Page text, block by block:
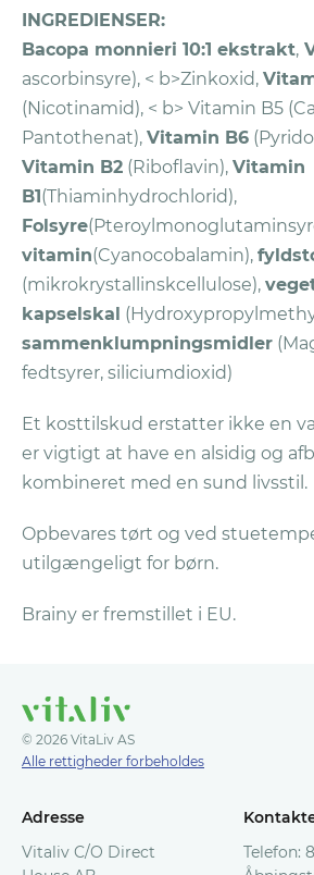
Pak alle beholdere og
sammen (hvis disse er
plus ubrugt produkt.
Send pakken til Vitaliv på
2044, 2811 Hunndalen
Vitaliv AS, Postboks U248,
Malmö, Sverige (Sverige,
Finland).
Vitaliv vil tilbagebetale dine
brug af din oprindelige
inden for 10 dage efter, at de
din pakke, hvis du har fulgt alle
Refunderingen per e-mail.
I tilfælde af spørgsmål er du
kundeservice@vitaliv.no
INGREDIENSER:
Bacopa monnieri 10:1 ekstrakt,
ascorbinsyre), < b>Zinkoxid,
(Nicotinamid ), < b> Vitamin B5 (
Pantothenat), Vitamin B6 (
Vitamin B2 (Riboflavin), Vitamin
B1(Thiaminhydrochlorid ),
Folsyre(
vitamin(Cyanocobalamin),
(mikrokrystallinskcellulose),
kapselskal (
sammenklumpningsmidler (
fedtsyrer, siliciumdioxid )
Et kosttilskud erstatter ikke en
er vigtigt at have en alsidig og
kombineret med en sund livsstil.
Opbevares tørt og ved
utilgængeligt for børn.
Brainy er fremstillet i EU.
© 2026 VitaLiv AS
Alle rettigheder forbeholdes
Adresse
Vitaliv C/O Direct
Telefon: